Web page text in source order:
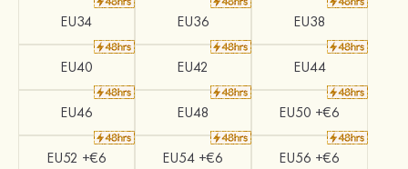
EU34 EU36 EU38
EU40 EU42 EU44
EU46 EU48 EU50 +€6
EU52 +€6 EU54 +€6 EU56 +€6